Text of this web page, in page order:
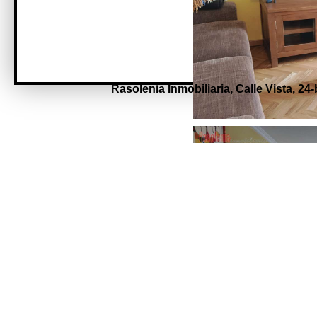
Rasolenia Inmobiliaria,Calle Vista,